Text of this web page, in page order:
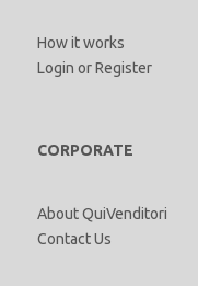
How it works
Login orRegister
CORPORATE
About QuiVenditori
Contact Us